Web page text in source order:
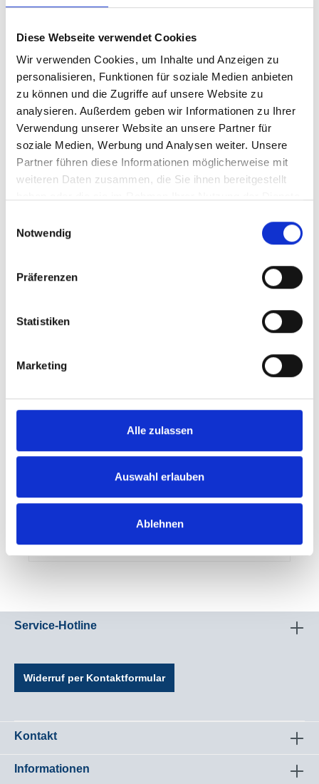
Diese Webseite verwendet Cookies
Wir verwenden Cookies, um Inhalte und Anzeigen zu
personalisieren, Funktionen für soziale Medien anbieten
zu können und die Zugriffe auf unsere Website zu
analysieren. Außerdem geben wir Informationen zu Ihrer
Verwendung unserer Website an unsere Partner für
soziale Medien, Werbung und Analysen weiter. Unsere
Partner führen diese Informationen möglicherweise mit
weiteren Daten zusammen, die Sie ihnen bereitgestellt
Notwendig
Präferenzen
Statistiken
Marketing
Alle zulassen
Auswahl erlauben
Ablehnen
Buchenholz
zertifiziert
11,00 €* 21,99 €* (49.98% gespart)
%
Weber WOOD PELLETS APPLE
WEBER HOLZPELLETS APFELHOLZ Die
naturbelassenen Hartholzpellets machen Ihr BBQ
dank des authentischen Holzfeuer-Geschmacks
unvergesslich. FSC-zertifiziert
10,50 €* 20,99 €* (49.98% gespart)
Service-Hotline
Widerruf per Kontaktformular
Kontakt
Informationen